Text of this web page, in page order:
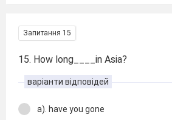
Запитання 15
15. How long____in Asia?
варіанти відповідей
a). have you gone